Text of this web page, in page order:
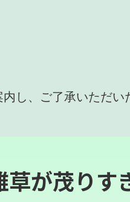
し、ご了承いただい
草が茂り